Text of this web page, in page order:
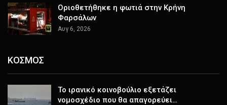
Οριοθετήθηκε η φωτιά στην Κρήνη
Φαρσάλων
Αυγ 6, 2026
ΚΟΣΜΟΣ
Το ιρανικό κοινοβούλιο εξετάζει
νομοσχέδιο που θα απαγορεύει…